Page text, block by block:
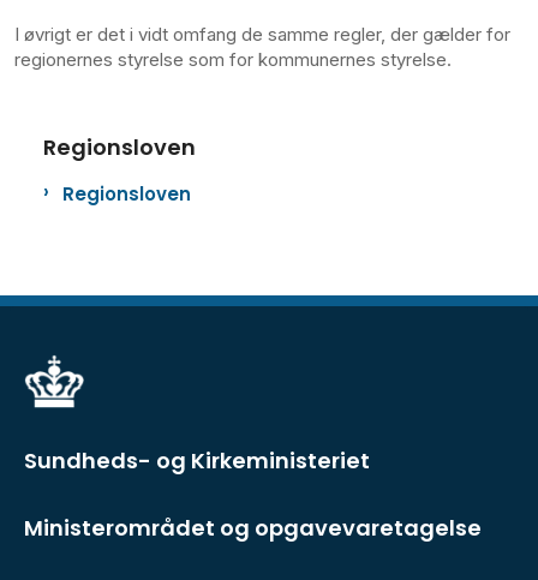
I øvrigt er det i vidt omfang de samme regler, der gælder for
regionernes styrelse som for kommunernes styrelse.
Regionsloven
Regionsloven
Sundheds- og Kirkeministeriet
Ministerområdet og opgavevaretagelse